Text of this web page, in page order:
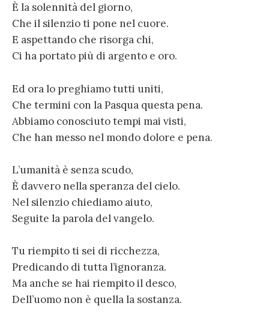
È la solennità del giorno,
Che il silenzio ti pone nel cuore.
E aspettando che risorga chi,
Ci ha portato più di argento e oro.
Ed ora lo preghiamo tutti uniti,
Che termini con la Pasqua questa pena.
Abbiamo conosciuto tempi mai visti,
Che han messo nel mondo dolore e pena.
L’umanità è senza scudo,
È davvero nella speranza del cielo.
Nel silenzio chiediamo aiuto,
Seguite la parola del vangelo.
Tu riempito ti sei di ricchezza,
Predicando di tutta l’ignoranza.
Ma anche se hai riempito il desco,
Dell’uomo non è quella la sostanza.